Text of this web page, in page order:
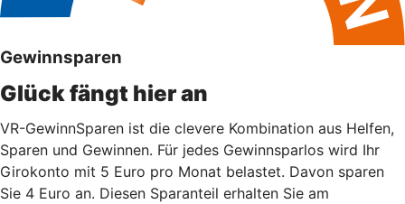
Gewinnsparen
Glück fängt hier an
VR-GewinnSparen ist die clevere Kombination aus Helfen,
Sparen und Gewinnen. Für jedes Gewinnsparlos wird Ihr
Girokonto mit 5 Euro pro Monat belastet. Davon sparen
Sie 4 Euro an. Diesen Sparanteil erhalten Sie am